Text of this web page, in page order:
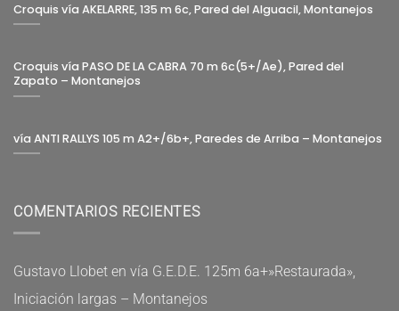
Croquis vía AKELARRE, 135 m 6c, Pared del Alguacil, Montanejos
Croquis vía PASO DE LA CABRA 70 m 6c(5+/Ae), Pared del
Zapato – Montanejos
vía ANTI RALLYS 105 m A2+/6b+, Paredes de Arriba – Montanejos
COMENTARIOS RECIENTES
Gustavo Llobet en vía G.E.D.E. 125m 6a+»Restaurada»,
Iniciación largas – Montanejos